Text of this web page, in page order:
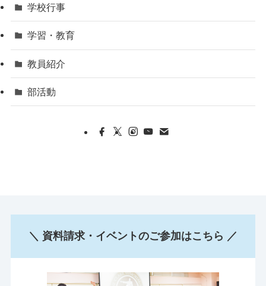
学校行事
学習・教育
教員紹介
部活動
＼ 資料請求・イベントのご参加はこちら ／